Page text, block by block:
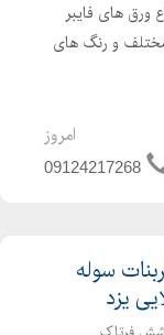
ورق های فایبر
و رنگ های
امروز
09124217268
سوله
یزد